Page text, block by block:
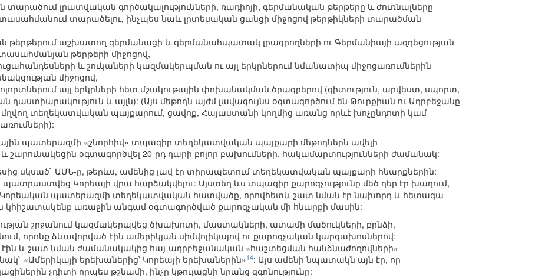
տարածում լրատվական գործակալությունների, ռադիոյի, գերմանական թերթերը և ժուռնալները
տարածելու, ինչպես նաև լրտեսական ցանցի միջոցով թերթիկների տարածման
աշխատող գերմանացի և գերմանահպատակ լրագրողների ու Գերմանիայի ազդեցության
թերթերի միջոցով,
և շուկաների կազմակերպման ու այլ երկրներում նմանատիպ միջոցառումներին
միջոցով,
այլ երկրների հետ մշակութային փոխանակման ծրագրերով (գիտություն, արվեստ, սպորտ,
դաստիարակություն և այլն): (Այս մեթոդն այժմ լավագույնս օգտագործում են Թուրքիան ու Ադրբեջանը
տեղեկատվական պայքարում, ցավոք, Հայաստանի կողմից առանց որևէ խոչընդոտի կամ
պատերազմի «շնորհիվ» տպագիր տեղեկատվական պայքարի մեթոդներն ավելի
շարունակեցին օգտագործվել 20-րդ դարի բոլոր բախումների, հակամարտությունների ժամանակ:
սկսած` ԱՄՆ-ը, թերևս, ամենից լավ էր տիրապետում տեղեկատվական պայքարի հնարքներին:
պատրաստվեց Կորեայի վրա հարձակվելու: Այստեղ ևս տպագիր քարոզչությունը մեծ դեր էր խաղում,
Կորեական պատերազմի տեղեկատվական հատվածը, որովհետև շատ նման էր նախորդ և հետագա
կհիշատակենք առաջին անգամ օգտագործված քարոզչական մի հնարքի մասին:
շրջանում կազմակերպվեց ծխախոտի, մաստակների, ատամի մածուկների, բրնձի,
որոնք ձևավորված էին ամերիկյան սիմվոլիկայով ու քարոզչական կարգախոսներով:
և շատ նման ժամանակակից հայ-ադրբեջանական «հաշտեցման հանձնաժողովների»
«Ամերիկայի երեխաներից՝ Կորեայի երեխաներին»14: Այս ամենի նպատակն այն էր, որ
չդիտի որպես թշնամի, ինչը կթուլացնի նրանց զգոնությունը: